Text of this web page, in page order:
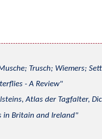
Trusch; Wiemers;
- A Review
Atlas der Tagfalter,
in Britain and Ireland